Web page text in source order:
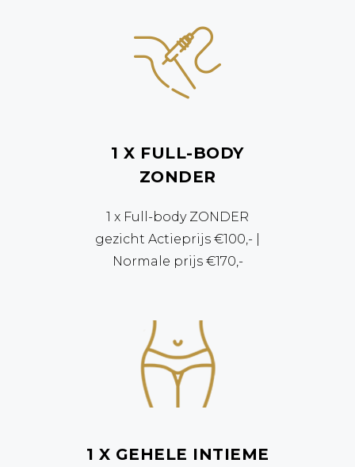
1 X FULL-BODY
ZONDER
1 x Full-body ZONDER
gezicht Actieprijs €100,- |
Normale prijs €170,-
1 X GEHELE INTIEME